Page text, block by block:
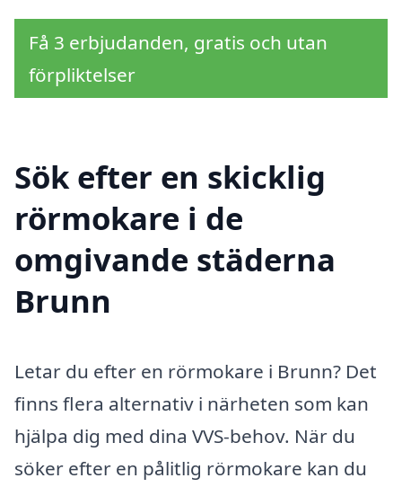
Få 3 erbjudanden, gratis och utan
förpliktelser
Sök efter en skicklig
rörmokare i de
omgivande städerna
Brunn
Letar du efter en rörmokare i Brunn? Det
finns flera alternativ i närheten som kan
hjälpa dig med dina VVS-behov. När du
söker efter en pålitlig rörmokare kan du